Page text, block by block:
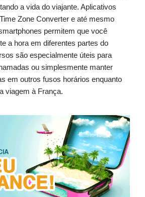
a vida do viajante. Aplicativos
Zone Converter e até mesmo
permitem que você
a hora em diferentes partes do
são especialmente úteis para
ou simplesmente manter
em outros fusos horários enquanto
viagem à França.